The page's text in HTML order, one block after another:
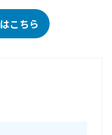
こちら